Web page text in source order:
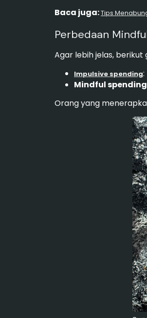
Baca juga:Tips
Perbedaan
Agar lebih jelas,
Impulsive spending
Mindful spending
Orang yang